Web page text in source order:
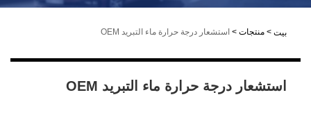
بيت > منتجات > استشعار درجة حرارة ماء التبريد OEM
استشعار درجة حرارة ماء التبريد OEM